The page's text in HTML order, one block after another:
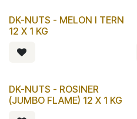
DK-NUTS - MELON I TERN
12 X 1 KG
DK-NUTS - ROSINER
(JUMBO FLAME) 12 X 1 KG